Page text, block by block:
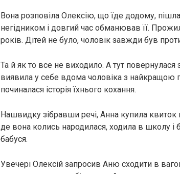
Вона розповіла Олексію, що їде додому,
негідником і довгий час обманював її.
років. Дітей не було, чоловік завжди був
Та й як то все не виходило. А тут
виявила у себе вдома чоловіка з найкращою
починалася історія їхнього кохання.
Нашвидку зібравши речі, Анна купила квиток
де вона колись народилася, ходила в школу і
бабуся.
Увечері Олексій запросив Аню сходити в